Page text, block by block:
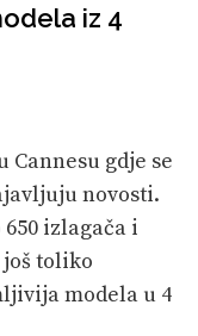
SHOPiz 4
gdje se
novosti.
izlagača i
toliko
modela u 4